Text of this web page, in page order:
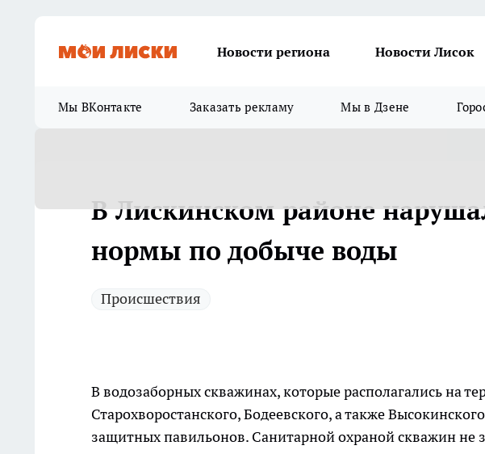
Новости региона Новости Лисок
Мы ВКонтакте Заказать рекламу Мы в Дзене
В Лискинском районе
нормы по добыче воды
Происшествия
В водозаборных скважинах, которые располагались на
Старохворостанского, Бодеевского, а также
защитных павильонов. Санитарной охраной скважин не